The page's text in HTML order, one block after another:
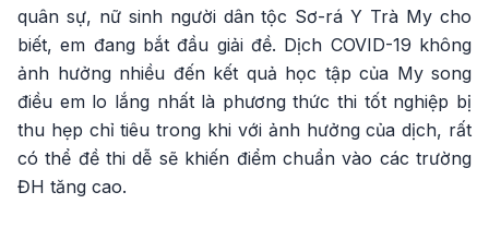
quân sự, nữ sinh người dân tộc Sơ-rá Y Trà My cho
biết, em đang bắt đầu giải đề. Dịch COVID-19 không
ảnh hưởng nhiều đến kết quả học tập của My song
điều em lo lắng nhất là phương thức thi tốt nghiệp bị
thu hẹp chỉ tiêu trong khi với ảnh hưởng của dịch, rất
có thể đề thi dễ sẽ khiến điểm chuẩn vào các trường
ĐH tăng cao.